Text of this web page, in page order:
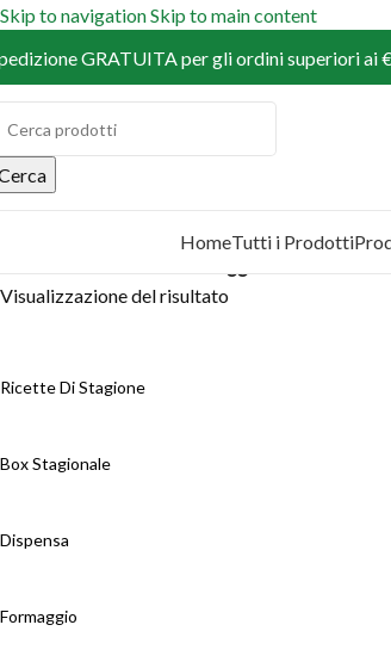
Skip to navigationSkip to main content
GRATUITA per gli ordini superiori ai
HomeTutti i Prodotti
Visualizzazione del risultato
Ricette Di Stagione
Box Stagionale
Dispensa
Formaggio